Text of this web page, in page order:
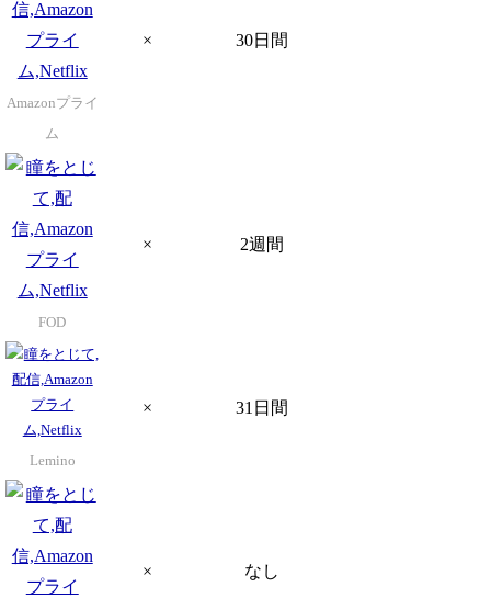
Amazonプライ
ム
× 30日間
FOD
× 2週間
Lemino
× 31日間
× なし